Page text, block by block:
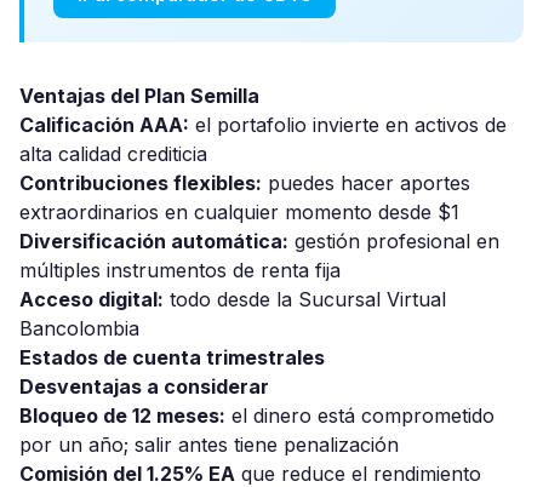
Ventajas del Plan Semilla
Calificación AAA: el portafolio invierte en activos de
alta calidad crediticia
Contribuciones flexibles: puedes hacer aportes
extraordinarios en cualquier momento desde $1
Diversificación automática: gestión profesional en
múltiples instrumentos de renta fija
Acceso digital: todo desde la Sucursal Virtual
Bancolombia
Estados de cuenta trimestrales
Desventajas a considerar
Bloqueo de 12 meses: el dinero está comprometido
por un año; salir antes tiene penalización
Comisión del 1.25% EA que reduce el rendimiento